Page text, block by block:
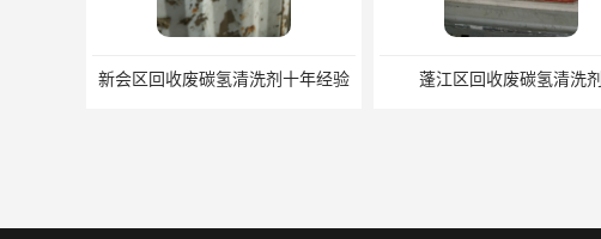
新会区回收废碳氢清洗剂十年经验 蓬江区回收废碳氢清洗剂